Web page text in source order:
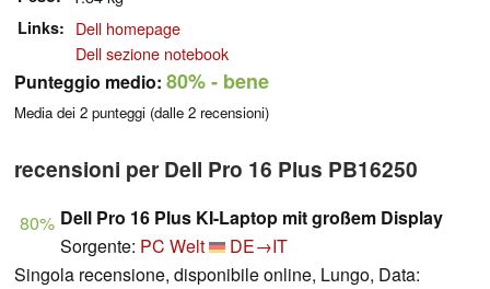
Links
Dell homepage
Dell sezione notebook
Punteggio medio: 80%- bene
Media dei 2 punteggi (dalle 2 recensioni)
recensioni per Dell Pro 16 Plus PB16250
80% Dell Pro 16 Plus KI-Laptop mit großem Display
Sorgente: PC Welt
DE→IT
Singola recensione, disponibile online, Lungo, Data: